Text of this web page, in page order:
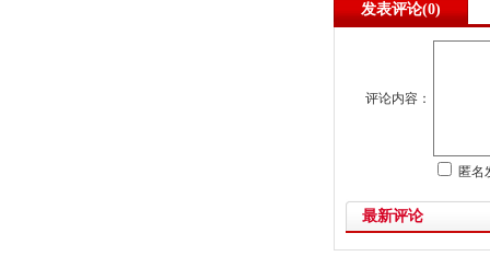
发表评论(0)
评论内容：
匿
最新评论